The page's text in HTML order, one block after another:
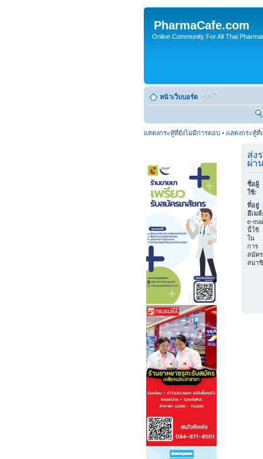
PharmaCafe.com
Online Community For All Thai
หน้าเว็บบอร์ด
แสดงกระทู้ที่ยังไม่มีการตอบ • แสดงกระทู้ที่
ส่ง
ผ่า
ชื่อผู้
ใช้:
ที่อยู่
อีเม
e-
นี้ใช้
ใน
การ
สมัคร
สมา